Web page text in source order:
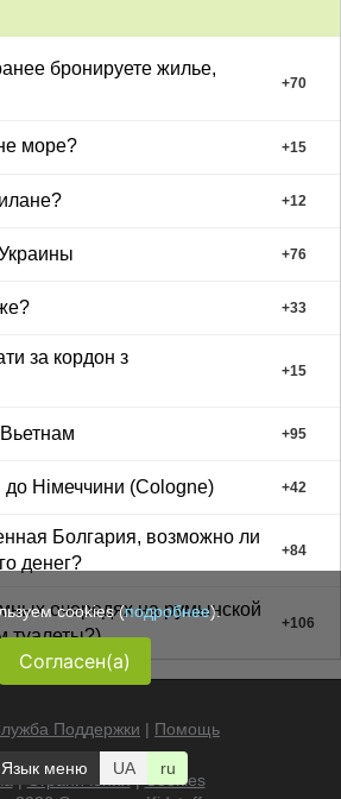
бронируете жилье,
+70
море? +15
+12
+76
+33
за кордон з
+15
+95
до Німеччини (Соlogne) +42
Болгария, возможно ли
денег?
+84
очередях на румынской
туалеты?)
+106
Поддержки | Помощь
|Ограничения|Cookies
cookies (подробнее).
Согласен(а)
Язык меню UA ru